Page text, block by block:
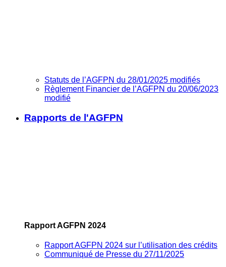
Statuts de l’AGFPN du 28/01/2025 modifiés
Règlement Financier de l’AGFPN du 20/06/2023
modifié
Rapports de l'AGFPN
Rapport AGFPN 2024
Rapport AGFPN 2024 sur l’utilisation des crédits
Communiqué de Presse du 27/11/2025